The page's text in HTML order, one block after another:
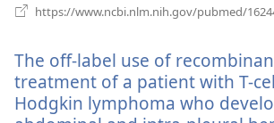
https://www.ncbi.nlm.nih.gov/pubmed/
The off-label use of
treatment of a patient with T-
Hodgkin lymphoma who